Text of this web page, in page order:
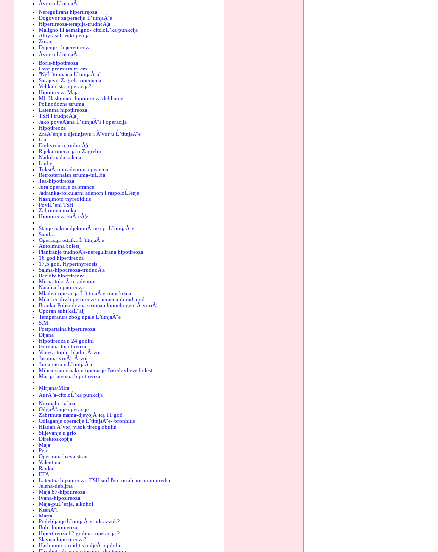
Ăvor u ĹˇtitnjaĂ¨i
Neregulirana hipertireoza
Dogovor za peraciju ĹˇtitnjaĂ¨e
Hipertireoza-terapija-trudnoĂ¦a
Maligno ili nemaligno- citoloĹˇka punkcija
Athyrasol-leukopenija
Zoran
Dojenje i hiperetireoza
Ăvor u ĹˇtitnjaĂ¨i
Boris-hipotireoza
Cvor promjera tri cm
"NeĹˇto manja ĹˇtitnjaĂ¨a"
Sarajevo-Zagreb- operacija
Velika cista- operacija?
Hipotireoza-Maja
Mb Hashimoto-hipotireoza-debljanje
Polinodozna struma
Latentna hipotiireoza
TSH i trudnoĂ¦a
Jako poveĂ¦ana ĹˇtitnjaĂ¨a i operacija
Hipotireoza
ZraĂ¨enje u djetinjstvu i Ă¨vor u ĹˇtitnjaĂ¨e
Ela
Euthyrox u trudnoĂ¦i
Rijeka-operacija u Zagrebu
Nadoknada kalcija
Ljube
ToksiĂ¨nim adenom-opearcija
Retrosternalan struma-tuĹľna
Tea-hipotireoza
Jura operacije za strance
Jadranka-foikularni adenom i raspoloĹľenje
Hashimoto thyreoiditis
PoviĹˇeni TSH
Zabrinuta majka
Hipotireoza-zaĂ¨eĂ¦e
Stanje nakon djelomiĂ¨ne op. ĹˇtitnjaĂ¨e
Sandra
Operacija ostatka ĹˇtitnjaĂ¨e
Autoimuna bolest
Planiranje trudnoĂ¦e-neregulirana hipotireoza
16 god hipertireoza
17,5 god. Hyperthyreosis
Salma-hipotireoza-trudnoĂ¦a
Recidiv hipertireoze
Mirna-toksiĂ¨ni adenom
Natalija-hipotireoza
Mladen-operacija ĹˇtitnjaĂ¨e-transfuzija
Mila-recidiv hipertireoze-operacija ili radiojod
Branka-Polinodozna struma i hipoehogeni Ă¨voriĂ¦i
Uporan suhi kaĹˇalj
Temperatura zbog upale ĹˇtitnjaĂ¨e
S.M.
Postpartalna hipertireoza
Dijana
Hipotireoza u 24 godini
Gordana-hipotireoza
Vanesa-topli i hladni Ă¨vor
Jasmina-vruĂ¦i Ă¨vor
Janja-cista u ĹˇtitnjaĂ¨i
Milica-stanje nakon operacije Basedovljeve bolesti
Marija latentna hipotireoza
Mirjana/MIra
ĂurĂ°a-citoloĹˇka punkcija
Normalni nalazi
OdgaĂ°anje operacije
Zabrinuta mama-djevojĂ¨ica 11 god
Odlaganje operacije ĹˇtitnjaĂ¨e- bronhitis
Hladan Ă¨vor, visok tireoglobulin
Slijevanje u grlo
Direktoskopija
Maja
Pejo
Operirana lijeva stran
Valentina
Ranka
ETA
Latentna hipotireoza- TSH sniĹľen, ostali hormoni uredni
Jelena-debljina
Maja 87-hipotireoza
Ivana-hipozireoza
Maja-puĹˇenje, alkohol
KsenĂ¨i
Marta
Podebljanje ĹˇtitnjaĂ¨e- ultrazvuk?
Bobi-hipotireoza
Hipertireoza 12 godina- operacija ?
Slavica hipertireoza?
Hashimoto tiroiditis u djeĂ¨joj dobi